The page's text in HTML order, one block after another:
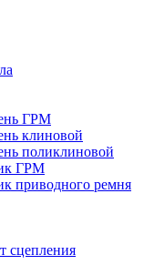
ГРМ
клиновой
поликлиновой
ГРМ
приводного ремня
сцепления